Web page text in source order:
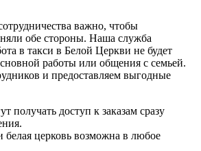
важно, чтобы
обе стороны. Наша служба
в такси в Белой Церкви не будет
работы или общения с семьей.
и предоставляем выгодные
получать доступ к заказам сразу
белая церковь возможна в любое